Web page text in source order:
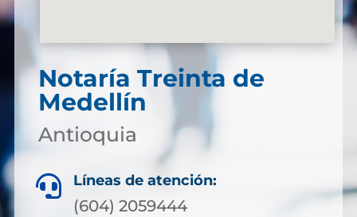
Notaría Treinta de
Medellín
Antioquia
 Líneas de atención:
(604) 2059444